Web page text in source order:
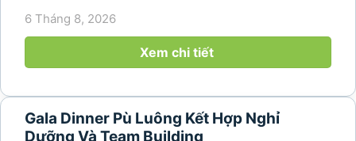
năm 2026 khi nhu cầu kết hợp nghỉ dưỡng, hội
họp và gắn kết đội ngũ ngày càng tăng. Không chỉ
mang đến khoảng thời gian thư giãn...
6 Tháng 8, 2026
Xem chi tiết
Gala Dinner Pù Luông Kết Hợp Nghỉ
Dưỡng Và Team Building